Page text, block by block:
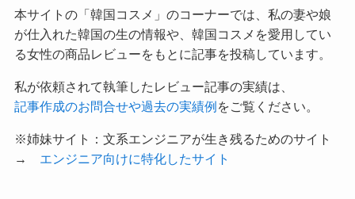
本サイトの「韓国コスメ」のコーナーでは、私の妻や娘
が仕入れた韓国の生の情報や、韓国コスメを愛用してい
る女性の商品レビューをもとに記事を投稿しています。
私が依頼されて執筆したレビュー記事の実績は、
記事作成のお問合せや過去の実績例をご覧ください。
※姉妹サイト：文系エンジニアが生き残るためのサイト
→ エンジニア向けに特化したサイト